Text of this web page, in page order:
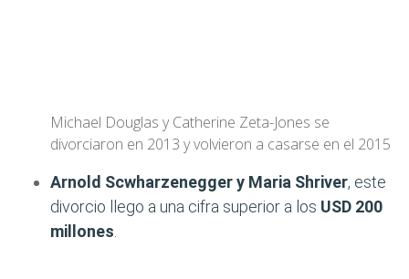
Michael Douglas y Catherine Zeta-Jones se
divorciaron en 2013 y volvieron a casarse en el 2015
Arnold Scwharzenegger y Maria Shriver, este
divorcio llego a una cifra superior a los USD 200
millones